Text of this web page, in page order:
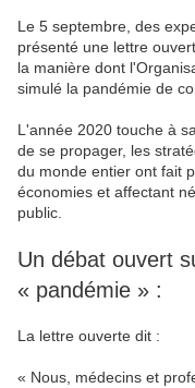
Le 5 septembre, des
présenté une lettre
la manière dont
simulé la pandémie de
L'année 2020 touche à
de se propager, les
du monde entier ont fait
économies et affectant
public.
Un débat ouvert
« pandémie » :
La lettre ouverte dit :
« Nous, médecins et